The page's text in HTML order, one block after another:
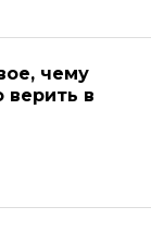
чему
верить в